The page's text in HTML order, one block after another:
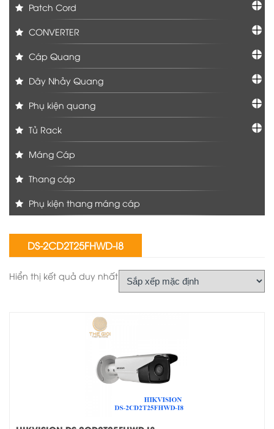
Patch Cord
CONVERTER
Cáp Quang
Dây Nhảy Quang
Phụ kiện quang
Tủ Rack
Máng Cáp
Thang cáp
Phụ kiện thang máng cáp
DS-2CD2T25FHWD-I8
Hiển thị kết quả duy nhất